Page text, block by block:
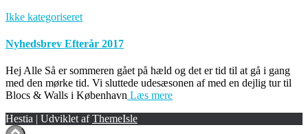
Ikke kategoriseret
Nyhedsbrev Efterår 2017
Hej Alle Så er sommeren gået på hæld og det er tid til at gå i gang
med den mørke tid. Vi sluttede udesæsonen af med en dejlig tur til
Blocs & Walls i København Læs mere
Hestia | Udviklet afThemeIsle